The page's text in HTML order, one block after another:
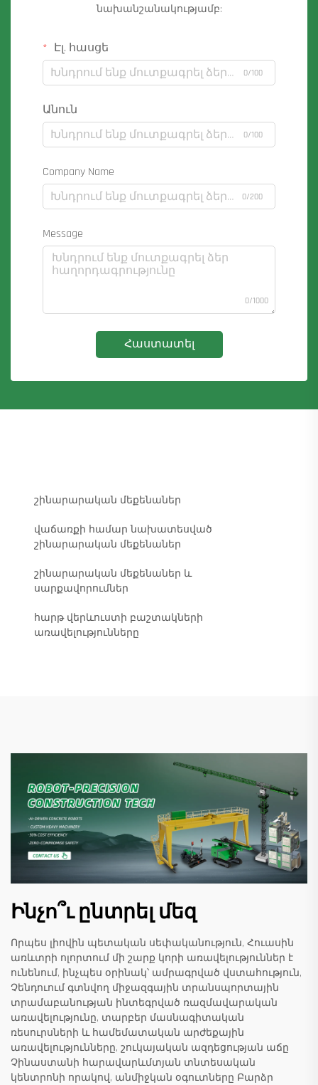
նախանշանակությամբ:
Էլ. հասցե
0/100
Անուն
0/100
Company Name
0/200
Message
0/1000
Հաստատել
շինարարական մեքենաներ
վաճառքի համար նախատեսված
շինարարական մեքենաներ
շինարարական մեքենաներ և
սարքավորումներ
հարթ վերևուստի բաշտակների
առավելությունները
Ինչո՞ւ ընտրել մեզ
Որպես լիովին պետական սեփականություն, Հուասին
առևտրի ոլորտում մի շարք կորի առավելություններ է
ունենում, ինչպես օրինակ՝ ամրագրված վստահություն,
Չենդուում գտնվող միջազգային տրանսպորտային
տրամաբանության ինտեգրված ռազմավարական
առավելությունը, տարբեր մասնագիտական
ռեսուրսների և համեմատական արժեքային
առավելությունները, շուկայական ազդեցության աճը
Չինաստանի հարավարևմտյան տնտեսական
կենտրոնի որակով, անմիջկան օգուտները Բարձր